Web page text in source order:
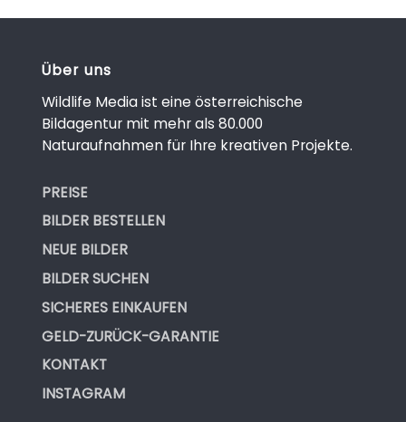
Über uns
Wildlife Media ist eine österreichische
Bildagentur mit mehr als 80.000
Naturaufnahmen für Ihre kreativen Projekte.
PREISE
BILDER BESTELLEN
NEUE BILDER
BILDER SUCHEN
SICHERES EINKAUFEN
GELD-ZURÜCK-GARANTIE
KONTAKT
INSTAGRAM